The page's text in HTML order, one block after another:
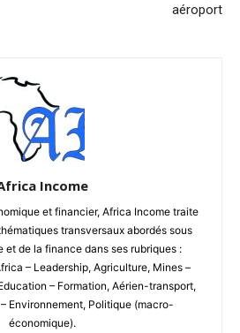
aéroport
Income
et financier, Africa Income traite
transversaux abordés sous
et de la finance dans ses rubriques :
– Leadership, Agriculture, Mines –
– Formation, Aérien-transport,
Environnement, Politique (macro-
économique).